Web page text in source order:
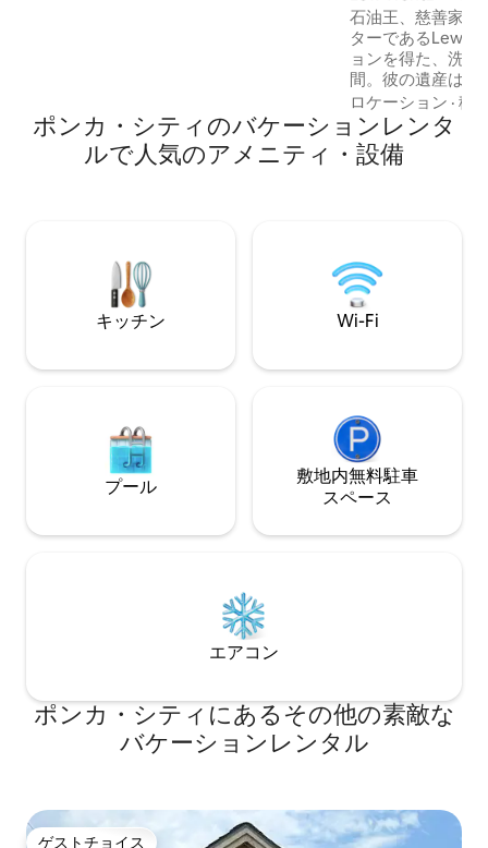
石油王、慈善家、
ターであるLew
ョンを得た、洗
間。彼の遺産は野
りました。彼の
ィで活用されて
建てられた場所
す。このお部屋
ルバスルーム Wi-
機 安全な出入り
リグ
ロケーション ·移
ポンカ・シティのバケーションレンタ
ルで人気のアメニティ・設備
キッチン Wi-Fi
プール
敷地内無料駐⁠車
ス⁠ペ⁠ー⁠ス
エアコン
ポンカ・シティにあるその他の素敵な
バケーションレンタル
ゲストチョイス